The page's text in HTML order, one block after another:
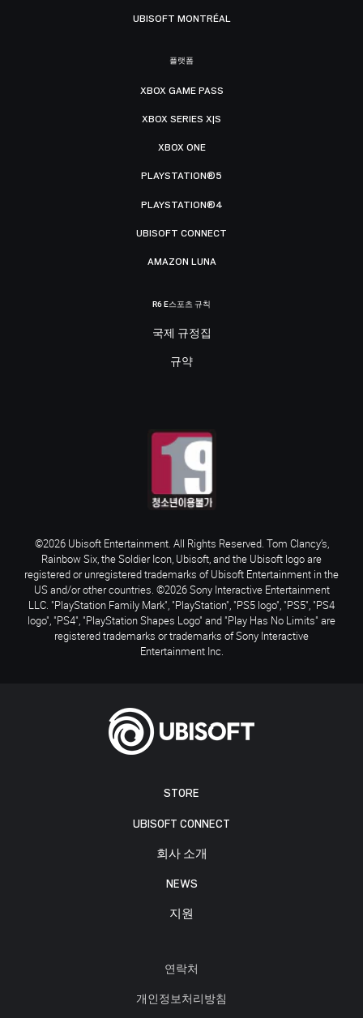
STORE
UBISOFT CONNECT
회사 소개
NEWS
지원
연락처
개인정보처리방침
UBISOFT MONTRÉAL
플랫폼
XBOX GAME PASS
XBOX SERIES X|S
XBOX ONE
PLAYSTATION®5
PLAYSTATION®4
UBISOFT CONNECT
AMAZON LUNA
R6 E스포츠 규칙
국제 규정집
규약
©2026 Ubisoft Entertainment. All Rights Reserved. Tom Clancy’s,
Rainbow Six, the Soldier Icon, Ubisoft, and the Ubisoft logo are
registered or unregistered trademarks of Ubisoft Entertainment in the
US and/or other countries. ©2026 Sony Interactive Entertainment
LLC. "PlayStation Family Mark", "PlayStation", "PS5 logo", "PS5", "PS4
logo", "PS4", "PlayStation Shapes Logo" and "Play Has No Limits" are
registered trademarks or trademarks of Sony Interactive
Entertainment Inc.